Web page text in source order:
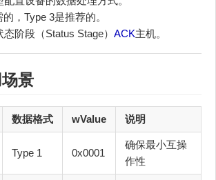
，Type 3是推荐的。
阶段（Status Stage） ACK主机。
景
数据格式 wValue 说明
Type 1 0x0001
确保最小互操
作性